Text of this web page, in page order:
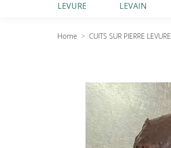
LEVURE
Froment
LEVAIN
Froment
Home CUITS SUR PIERRE LEVURE